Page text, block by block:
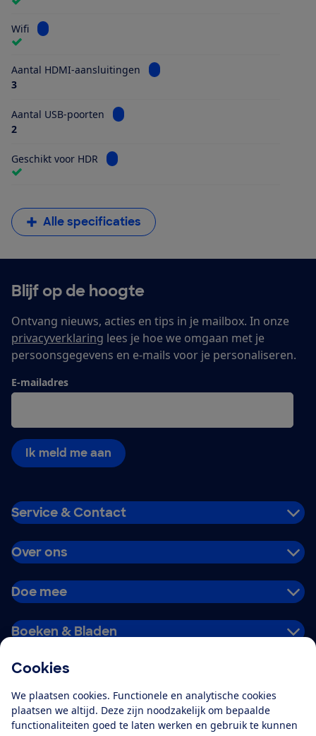
Cookies
We plaatsen cookies. Functionele en analytische cookies
plaatsen we altijd. Deze zijn noodzakelijk om bepaalde
functionaliteiten goed te laten werken en gebruik te kunnen
Wifi Bekijk informatie voor Wifi
Aantal HDMI-aansluitingen
Bekijk informatie voor Aantal
3
Aantal USB-poorten
Bekijk informatie voor Aantal USB-poorten
2
Geschikt voor HDR Bekijk informatie voor Geschikt voor HDR
Alle specificaties
Blijf op de hoogte
Ontvang nieuws, acties en tips in je mailbox. In onze
privacyverklaring lees je hoe we omgaan met je
persoonsgegevens en e-mails voor je personaliseren.
E-mailadres
Ik meld me aan
Service & Contact
Over ons
Doe mee
Boeken & Bladen